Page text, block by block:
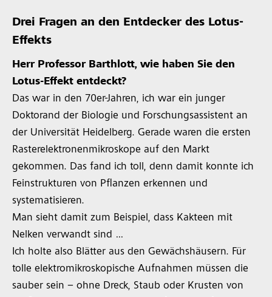
Drei Fragen an den Entdecker des Lotus-
Effekts
Herr Professor Barthlott, wie haben Sie den
Lotus-Effekt entdeckt?
Das war in den 70er-Jahren, ich war ein junger
Doktorand der Biologie und Forschungsassistent an
der Universität Heidelberg. Gerade waren die ersten
Rasterelektronenmikroskope auf den Markt
gekommen. Das fand ich toll, denn damit konnte ich
Feinstrukturen von Pflanzen erkennen und
systematisieren.
Man sieht damit zum Beispiel, dass Kakteen mit
Nelken verwandt sind …
Ich holte also Blätter aus den Gewächshäusern. Für
tolle elektromikroskopische Aufnahmen müssen die
sauber sein – ohne Dreck, Staub oder Krusten von